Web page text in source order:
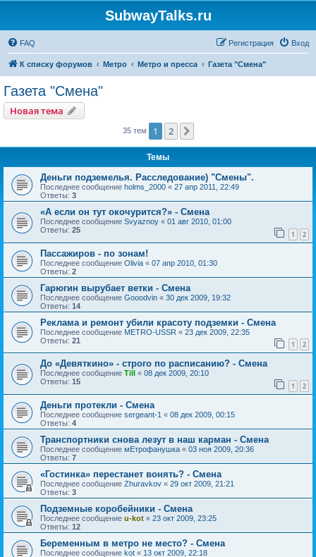
SubwayTalks.ru
FAQ Вход
Регистрация
К списку форумов Метро Метро и пресса Газета "Смена"
Газета "Смена"
Новая тема
35 тем 1 2
Темы
Деньги подземелья. Расследование) "Смены".
Последнее сообщение holms_2000 « 27 апр 2011, 22:49
Ответы: 3
«А если он тут окочурится?» - Смена
Последнее сообщение Svyaznoy « 01 авг 2010, 01:00
Ответы: 25 1 2
Пассажиров - по зонам!
Последнее сообщение Olivia « 07 апр 2010, 01:30
Ответы: 2
Гарюгин вырубает ветки - Смена
Последнее сообщение Gooodvin « 30 дек 2009, 19:32
Ответы: 14
Реклама и ремонт убили красоту подземки - Смена
Последнее сообщение METRO-USSR « 23 дек 2009, 22:35
Ответы: 21 1 2
До «Девяткино» - строго по расписанию? - Смена
Последнее сообщение Till « 08 дек 2009, 20:10
Ответы: 15 1 2
Деньги протекли - Смена
Последнее сообщение sergeant-1 « 08 дек 2009, 00:15
Ответы: 4
Транспортники снова лезут в наш карман - Смена
Последнее сообщение мЕтрофанушка « 03 ноя 2009, 20:36
Ответы: 7
«Гостинка» перестанет вонять? - Смена
Последнее сообщение Zhuravkov « 29 окт 2009, 21:21
Ответы: 3
Подземные коробейники - Смена
Последнее сообщение u-kot « 23 окт 2009, 23:25
Ответы: 12
Беременным в метро не место? - Смена
Последнее сообщение kot « 13 окт 2009, 22:18